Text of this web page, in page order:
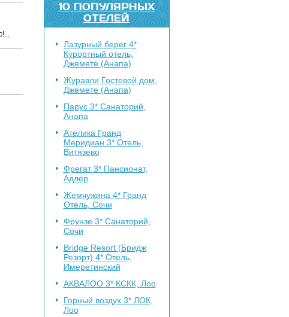
10 ПОПУЛЯРНЫХ
ОТЕЛЕЙ
Лазурный берег 4*
Курортный отель,
Джемете (Анапа)
Журавли Гостевой дом,
Джемете (Анапа)
Парус 3* Санаторий,
Анапа
Ателика Гранд
Меридиан 3* Отель,
Витязево
Фрегат 3* Пансионат,
Адлер
Жемчужина 4* Гранд
Отель, Сочи
Фрунзе 3* Санаторий,
Сочи
Bridge Resort (Бридж
Резорт) 4* Отель,
Имеретинский
АКВАЛОО 3* КСКК, Лоо
Горный воздух 3* ЛОК,
Лоо